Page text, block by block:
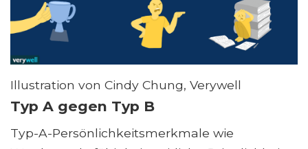
Illustration von Cindy Chung, Verywell
Typ A gegen Typ B
Typ-A-Persönlichkeitsmerkmale wie